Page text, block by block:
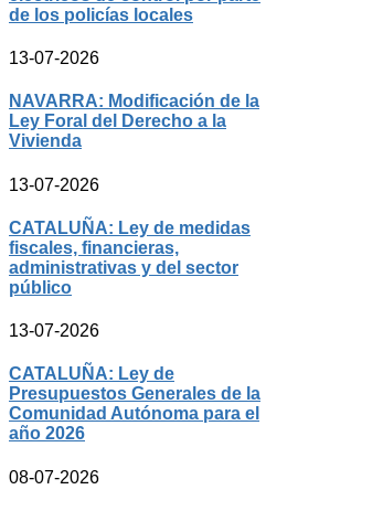
de los policías locales
13-07-2026
NAVARRA: Modificación de la
Ley Foral del Derecho a la
Vivienda
13-07-2026
CATALUÑA: Ley de medidas
fiscales, financieras,
administrativas y del sector
público
13-07-2026
CATALUÑA: Ley de
Presupuestos Generales de la
Comunidad Autónoma para el
año 2026
08-07-2026